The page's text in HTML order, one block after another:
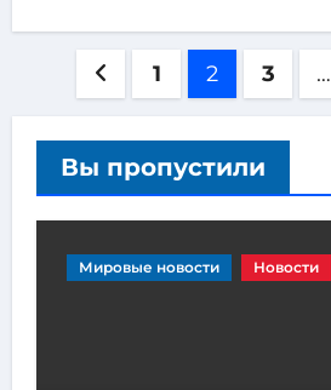
1 2 3 …
Вы пропустили
Мировые новости Новости